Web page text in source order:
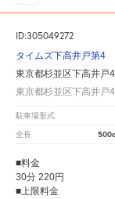
ID:305049272
タイムズ下高井戸第4
東京都杉並区下高井戸
東京都杉並区下高井戸
駐車場形式
全長
■料金
30分 220円
■上限料金